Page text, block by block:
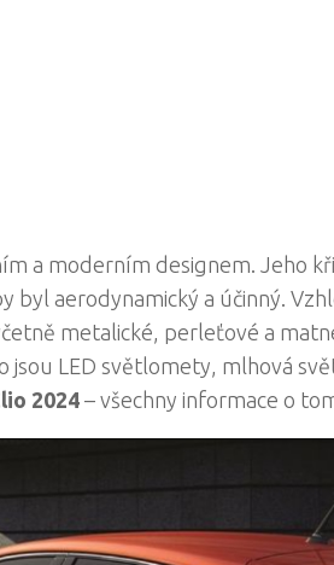
a moderním designem. Jeho
byl aerodynamický a účinný.
metalické, perleťové a
jsou LED světlomety, mlhová
2024 – všechny informace o